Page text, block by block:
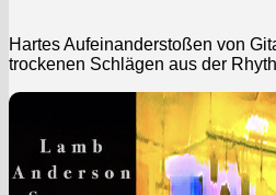
Hartes Aufeinanderstoßen von
trockenen Schlägen aus der